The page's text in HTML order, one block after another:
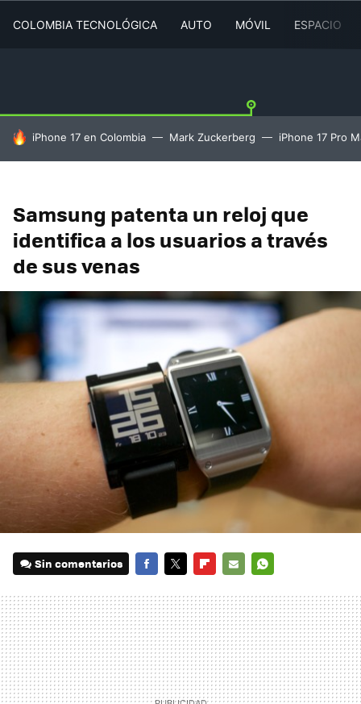
COLOMBIA TECNOLÓGICA AUTO MÓVIL ESPACIO
HOY SE HABLA DE
iPhone 17 en Colombia Mark Zuckerberg iPhone 17 Pro
Samsung patenta un reloj que
identifica a los usuarios a través
de sus venas
Sin comentarios
MAIL